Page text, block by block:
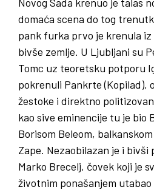
domaća scena do tog
pank furka prvo je krenula
bivše zemlje. U Ljubljani su
Tomc uz teoretsku potporu
pokrenuli Pankrte (Kopilad),
žestoke i direktno
kao sive eminencije tu je bio
Borisom Beleom,
Zape. Nezaobilazan je i bivši
Marko Brecelj, čovek koji je
životnim ponašanjem